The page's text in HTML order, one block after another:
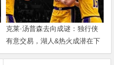
克莱·汤普森去向成谜：独行侠
有意交易，湖人&热火成潜在下
家，大发体育助力你的致富之